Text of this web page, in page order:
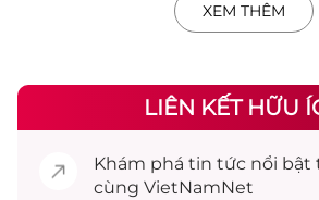
XEM THÊM
LIÊN KẾT HỮU
Khám phá tin tức nổi bật
cùng VietNamNet